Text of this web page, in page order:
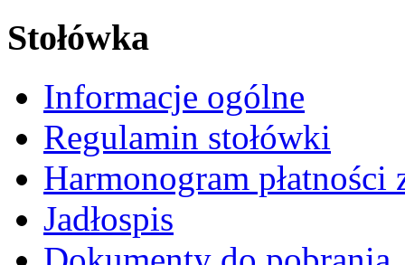
Stołówka
Informacje ogólne
Regulamin stołówki
Harmonogram płatności
Jadłospis